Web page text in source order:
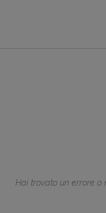
Hai trovato un errore o